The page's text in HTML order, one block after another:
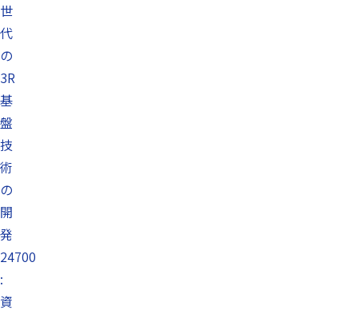
世
代
の
3R
基
盤
技
術
の
開
発
24700
:
資